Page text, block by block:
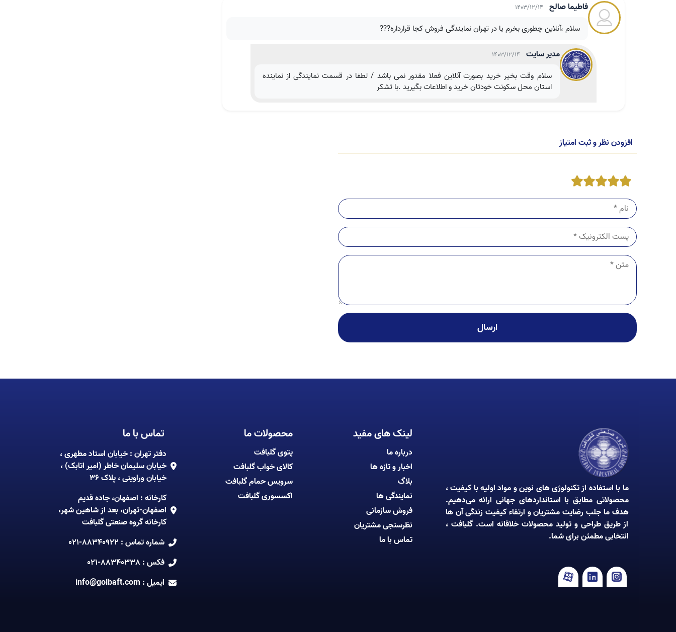
فاطیما صالح 1403/12/14
سلام ،آنلاین چطوری بخرم یا در تهران نمایندگی فروش کجا قرارداره???
مدیر سایت 1403/12/14
سلام وقت بخیر خرید بصورت آنلاین فعلا مقدور نمی باشد / لطفا در قسمت نمایندگی از نماینده
استان محل سکونت خودتان خرید و اطلاعات بگیرید .با تشکر
افزودن نظر و ثبت امتیاز
1
2
3
4
5
ارسال
ما با استفاده از تکنولوژی‌ های نوین و مواد اولیه با کیفیت ،
محصولاتی مطابق با استانداردهای جهانی ارائه می‌دهیم.
هدف ما جلب رضایت مشتریان و ارتقاء کیفیت زندگی آن‌ ها
از طریق طراحی و تولید محصولات خلاقانه است. گلبافت ،
انتخابی مطمئن برای شما.
لینک های مفید
درباره ما
اخبار و تازه ها
بلاگ
نمایندگی ها
فروش سازمانی
نظرسنجی مشتریان
تماس با ما
محصولات ما
پتوی گلبافت
کالای خواب گلبافت
سرویس حمام گلبافت
اکسسوری گلبافت
تماس با ما
دفتر تهران : خیابان استاد مطهری ،
خیابان سلیمان خاطر (امیر اتابک) ،
خیابان وراوینی ، پلاک 36
کارخانه : اصفهان، جاده قدیم
اصفهان-تهران، بعد از شاهین شهر،
کارخانه گروه صنعتی گلبافت
شماره تماس : 021-88340922
فکس :021-88340338
ایمیل : info@golbaft.com